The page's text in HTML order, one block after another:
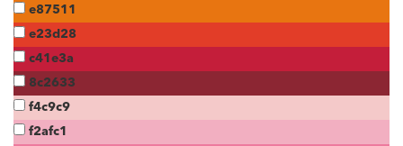
e87511
e23d28
c41e3a
8c2633
f4c9c9
f2afc1